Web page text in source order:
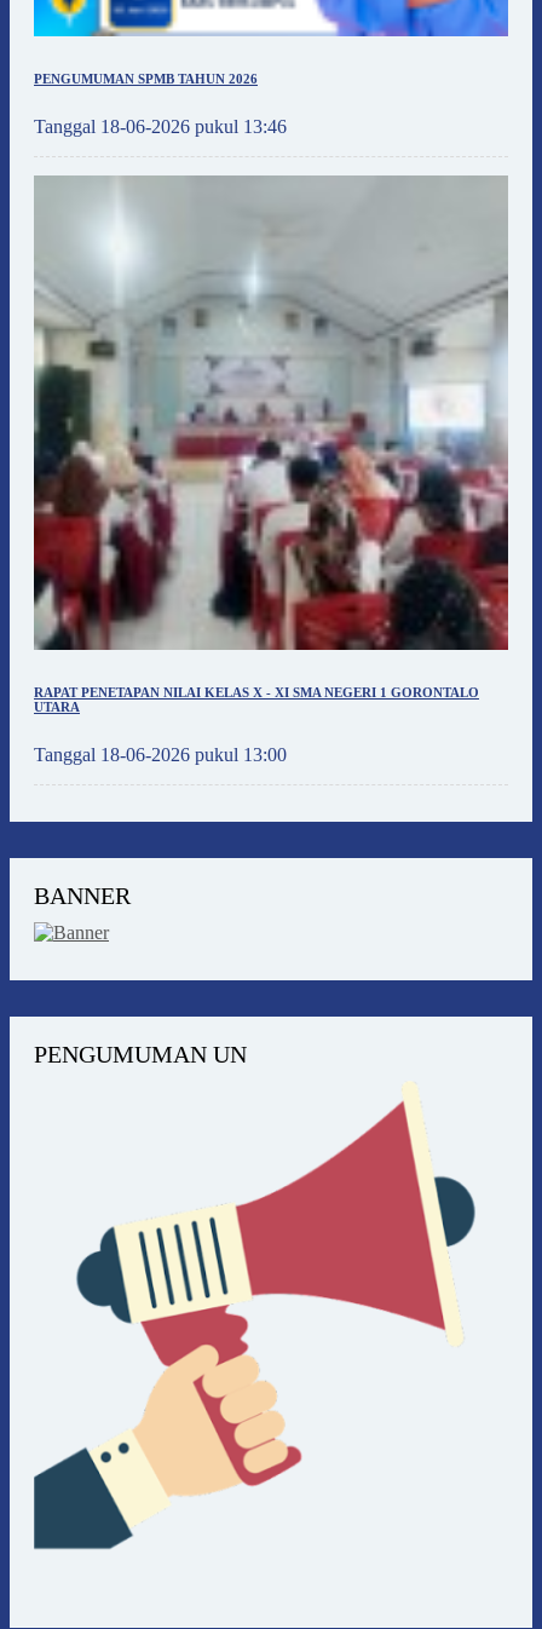
PENGUMUMAN SPMB TAHUN 2026
Tanggal 18-06-2026 pukul 13:46
RAPAT PENETAPAN NILAI KELAS X - XI SMA NEGERI 1 GORONTALO
UTARA
Tanggal 18-06-2026 pukul 13:00
BANNER
PENGUMUMAN UN